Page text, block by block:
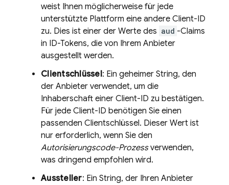
weist Ihnen möglicherweise für jede
unterstützte Plattform eine andere Client-ID
zu. Dies ist einer der Werte des aud -Claims
in ID-Tokens, die von Ihrem Anbieter
ausgestellt werden.
Clientschlüssel: Ein geheimer String, den
der Anbieter verwendet, um die
Inhaberschaft einer Client-ID zu bestätigen.
Für jede Client-ID benötigen Sie einen
passenden Clientschlüssel. Dieser Wert ist
nur erforderlich, wenn Sie den
Autorisierungscode-Prozessverwenden,
was dringend empfohlen wird.
Aussteller: Ein String, der Ihren Anbieter